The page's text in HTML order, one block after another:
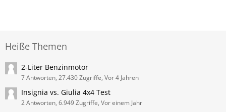
Heiße Themen
2-Liter Benzinmotor
7 Antworten, 27.430 Zugriffe, Vor 4 Jahren
Insignia vs. Giulia 4x4 Test
2 Antworten, 6.949 Zugriffe, Vor einem Jahr